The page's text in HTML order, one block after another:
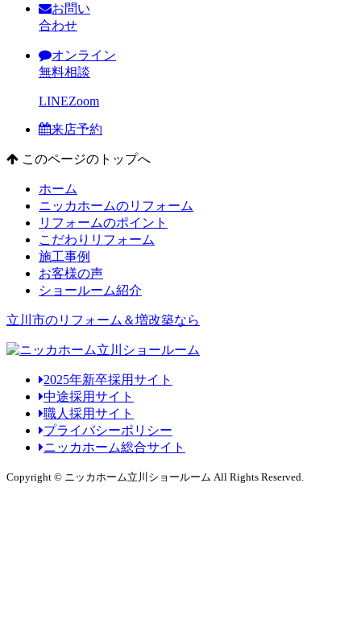
お問い
合わせ
オンライン
無料相談
LINEZoom
来店予約
このページのトップへ
ホーム
ニッカホームのリフォーム
リフォームのポイント
こだわりリフォーム
施工事例
お客様の声
ショールーム紹介
立川市のリフォーム＆増改築なら
2025年新卒採用サイト
中途採用サイト
職人採用サイト
プライバシーポリシー
ニッカホーム総合サイト
Copyright © ニッカホーム立川ショールーム All Rights Reserved.